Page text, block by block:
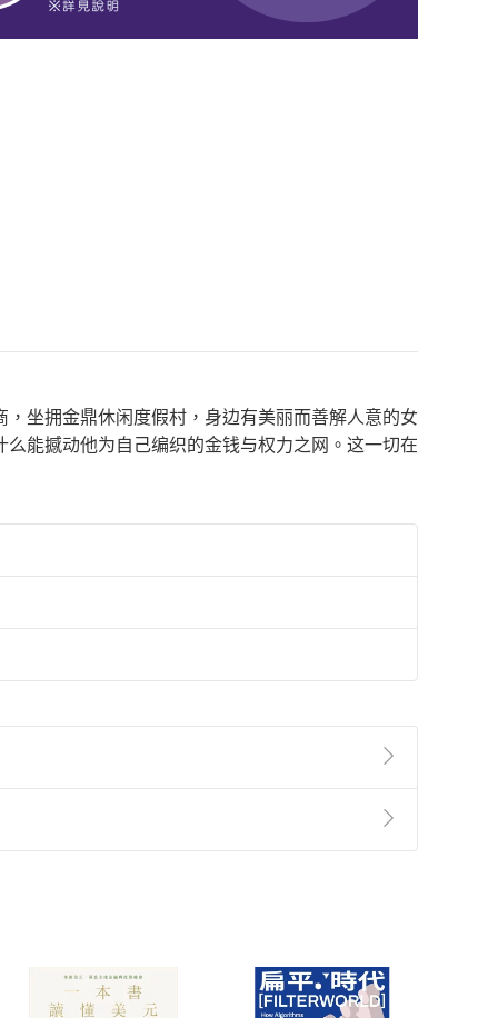
坐拥金鼎休闲度假村，身边有美丽而善解人意的女
能撼动他为自己编织的金钱与权力之网。这一切在
第2條第5款之規定，「非以有形媒介提供之數位
點選「瀏覽訂單明細」 「申請取消訂單/退
付款方式
Payment
完成訂單
Complete